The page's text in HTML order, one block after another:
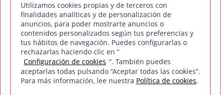
Síguenos en Redes Sociales
Política de privacidad Política de cookies
Aviso legal
Utilizamos cookies propias y de terceros con
finalidades analíticas y de personalización de
anuncios, para poder mostrarte anuncios o
contenidos personalizados según tus preferencias y
tus hábitos de navegación. Puedes configurarlas o
rechazarlas haciendo clic en “
Configuración de cookies ”. También puedes
aceptarlas todas pulsando “Aceptar todas las cookies”.
Para más información, lee nuestra Política de cookies.